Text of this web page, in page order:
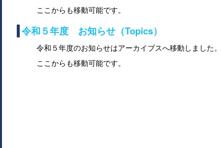
ここからも移動可能です。
令和５年度 お知らせ（Topics）
令和５年度のお知らせはアーカイブスへ移動しました。
ここからも移動可能です。